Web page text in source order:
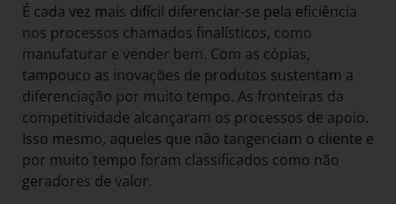
É cada vez mais difícil diferenciar-se pela eficiência
nos processos chamados finalísticos, como
manufaturar e vender bem. Com as cópias,
tampouco as inovações de produtos sustentam a
diferenciação por muito tempo. As fronteiras da
competitividade alcançaram os processos de apoio.
Isso mesmo, aqueles que não tangenciam o cliente e
por muito tempo foram classificados como não
geradores de valor.